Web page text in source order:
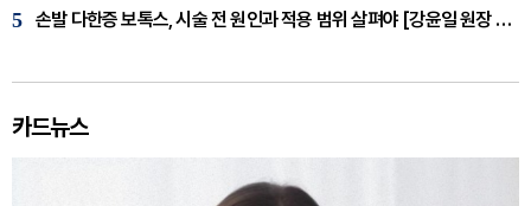
5 손발 다한증 보톡스, 시술 전 원인과 적용 범위 살펴야 [강윤일 원장 칼럼]
카드뉴스